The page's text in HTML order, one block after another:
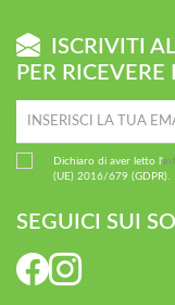
ISCRIVITI
PER
Dichiaro di aver letto l'
(UE) 2016/679 (GDPR).
SEGUICI SUI